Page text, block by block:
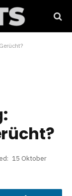
15 Oktober